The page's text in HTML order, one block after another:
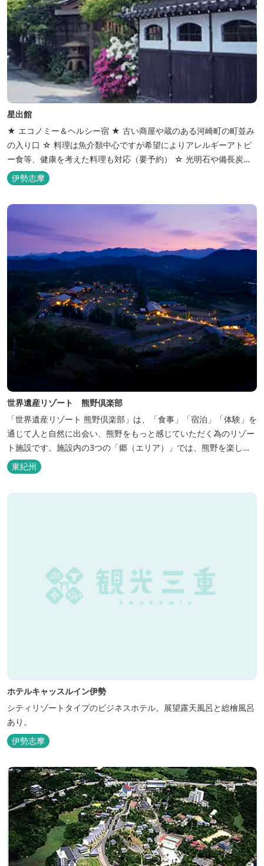
星出館
★ エコノミー＆ヘルシー宿 ★ 古い商屋や蔵のある河崎町の町並み
の入り口 ☆ 料理は魚介類中心ですが希望によりアレルギーアトピ
ー食等、健康を考えた料理も対応（要予約） ☆ 光明石や備長炭を
設置した青森ヒバと信楽焼のお風呂で心身のリフレッシュを！
【Japanese Inn Group 会員です】
伊勢志摩
世界遺産リゾート 熊野倶楽部
「世界遺産リゾート 熊野倶楽部」は、「食事」「宿泊」「体験」を
通じて人と自然に出会い、熊野をもっと感じていただく為のリゾー
ト施設です。施設内の3つの「郷（エリア）」では、熊野を楽しむ
為の多彩なイベンを開催。施設内のいたるところに、熊野灘の青い
海や雄大な夕日の大パノラマ等、大自然を感じていただけるよう設
計しています。 当館は全室スイート、美食オールインクルーシブを
東紀州
ホテルキャッスルイン伊勢
シティリゾートタイプのビジネスホテル。展望露天風呂と総檜風呂
あり。
伊勢志摩